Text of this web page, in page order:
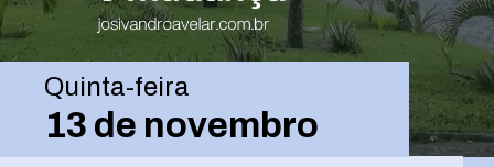
Quinta-feira
13 de novembro